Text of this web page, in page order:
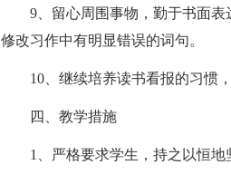
9、留心周围事物，勤于书面
修改习作中有明显错误的词句。
10、继续培养读书看报的习惯
四、教学措施
1、严格要求学生，持之以恒地